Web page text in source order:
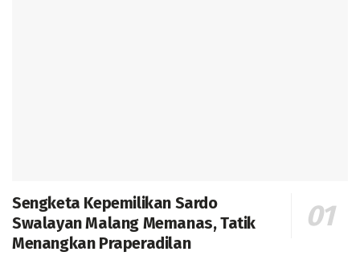
Sengketa Kepemilikan Sardo
Swalayan Malang Memanas, Tatik
Menangkan Praperadilan